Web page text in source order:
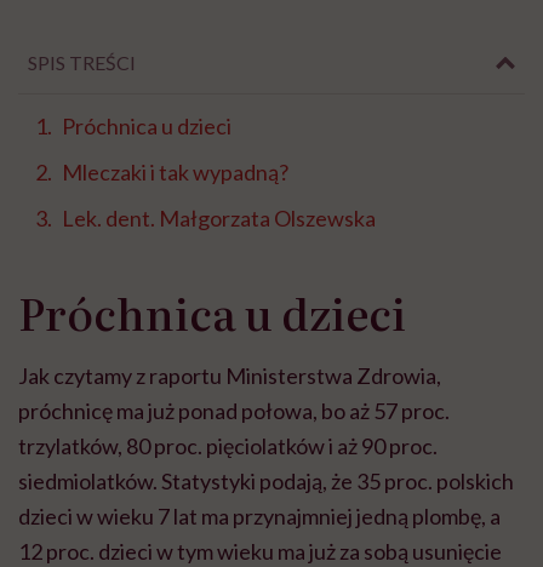
SPIS TREŚCI
Próchnica u dzieci
Mleczaki i tak wypadną?
Lek. dent. Małgorzata Olszewska
Próchnica u dzieci
Jak czytamy z raportu Ministerstwa Zdrowia,
próchnicę ma już ponad połowa, bo aż 57 proc.
trzylatków, 80 proc. pięciolatków i aż 90 proc.
siedmiolatków. Statystyki podają, że 35 proc. polskich
dzieci w wieku 7 lat ma przynajmniej jedną plombę, a
12 proc. dzieci w tym wieku ma już za sobą usunięcie